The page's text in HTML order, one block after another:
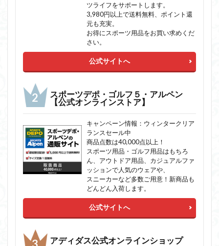
ツライフをサポートします。
3,980円以上で送料無料、ポイント還
元も充実。
お得にスポーツ用品をお買い求めくだ
さい。
公式サイトへ
スポーツデポ・ゴルフ５・アルペン
【公式オンラインストア】
キャンペーン情報：ウィンタークリア
ランスセール中
商品点数は40,000点以上！
スポーツ用品・ゴルフ用品はもちろ
ん、アウトドア用品、カジュアルファ
ッションで人気のウェアや、
スニーカーなど多数ご用意！新商品も
どんどん入荷します。
公式サイトへ
アディダス公式オンラインショップ